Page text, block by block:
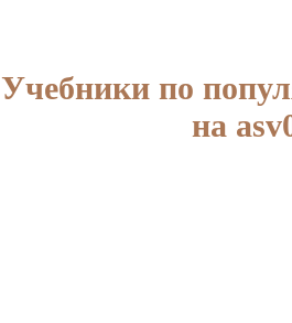
Учебники по
на